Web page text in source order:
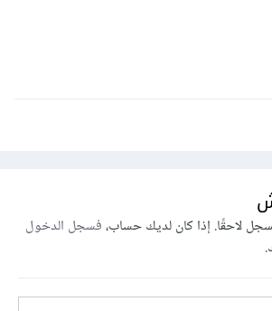
لاحقًا. إذا كان لديك حساب،فسجل الدخول